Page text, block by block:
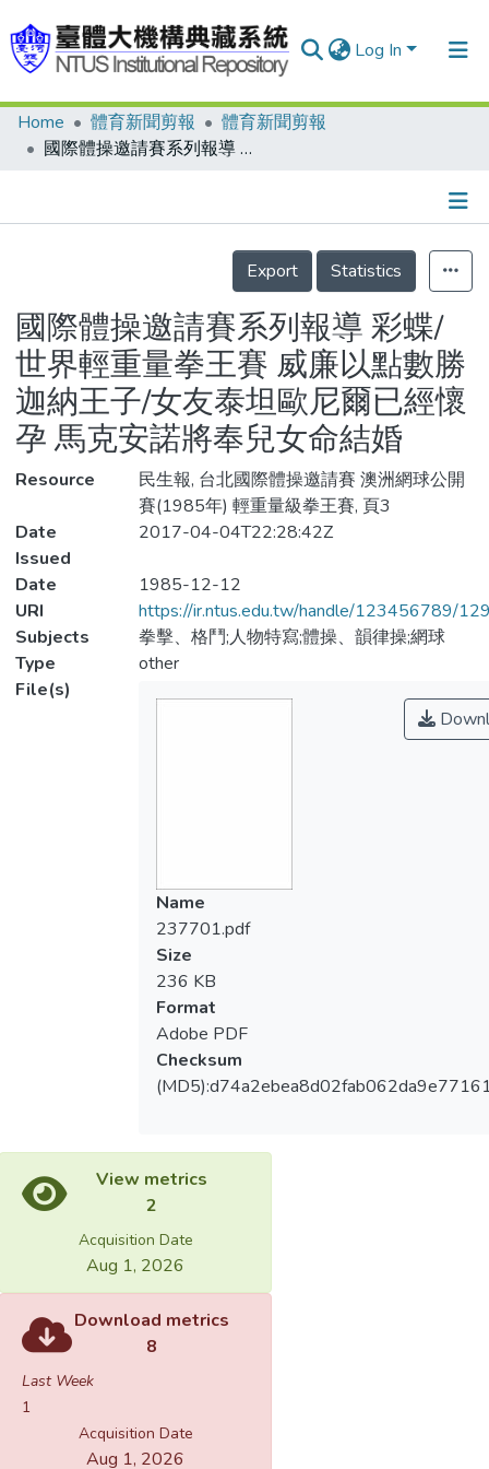
Log In
Communities & Collections
Statistics
Home 體育新聞剪報
體育新聞剪報
國際體操邀請賽系列報導 彩蝶/世界輕重量拳王賽 威廉以點數勝迦納王子/女友泰坦歐尼爾已經懷孕 馬克安諾將奉兒女命結婚
Details
Export
Statistics
國際體操邀請賽系列報導 彩蝶/
世界輕重量拳王賽 威廉以點數勝
迦納王子/女友泰坦歐尼爾已經懷
孕 馬克安諾將奉兒女命結婚
Resource
民生報, 台北國際體操邀請賽 澳洲網球公開
賽(1985年) 輕重量級拳王賽, 頁3
Date
Issued
2017-04-04T22:28:42Z
Date
1985-12-12
URI
https://ir.ntus.edu.tw/handle/123456789/
Subjects
拳擊、格鬥;人物特寫;體操、韻律操;網球
Type
other
File(s)
Name
237701.pdf
Size
236 KB
Format
Adobe PDF
Checksum
View metrics
2
Acquisition Date
Aug 1, 2026
Download metrics
8
Last Week
1
Acquisition Date
Aug 1, 2026